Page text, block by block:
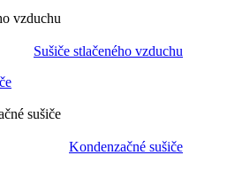
vzduchu
Sušiče stlačeného vzduchu
sušiče
Kondenzačné sušiče